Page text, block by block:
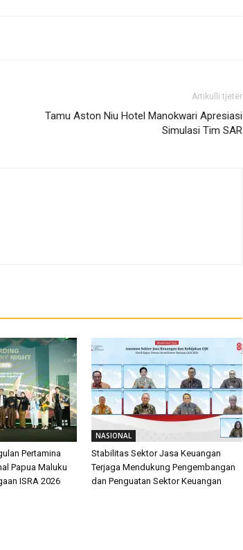
Artikulli tjetër
Tamu Aston Niu Hotel Manokwari Apresiasi
Simulasi Tim SAR
Pertamina
Papua Maluku
ISRA 2026
NASIONAL
Stabilitas Sektor Jasa Keuangan
Terjaga Mendukung Pengembangan
dan Penguatan Sektor Keuangan